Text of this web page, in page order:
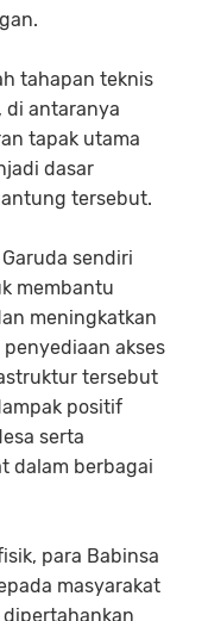
tahapan teknis
di antaranya
tapak utama
dasar
tersebut.
sendiri
membantu
meningkatkan
akses
tersebut
positif
serta
dalam berbagai
para Babinsa
masyarakat